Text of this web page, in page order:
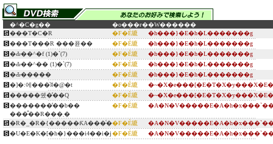
�^�C�g�� �o���ғ��W������
���T�C�R
�F�È䌒
�h���}�E�h�L�������g
���T���R ���퓬��
�F�È䌒
�h���}�E�h�L�������g
�Ԃ��^�f (1)�`(7)
�F�È䌒
�h���}�E�h�L�������g
�Ԃ��^�� (1)�`(7)
�F�È䌒
�h���}�E�h�L�������g
�Ԃ�����
�F�È䌒
�h���}�E�h�L�������g
�]�ː에���̈ꐡ�@�t
�F�È䌒
�����쉤�̕��Q
�F�È䌒
�������̒��b��
���̂��R���܂�
�F�È䌒
�R�_�R�{�����ƘA���͑��F�È䌒
�U�E�K�[�h�}���i4��i�j�F�È䌒